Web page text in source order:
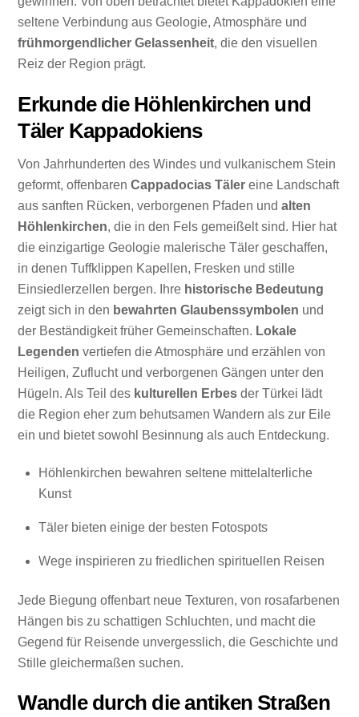
seltene Verbindung aus Geologie, Atmosphäre und
frühmorgendlicher Gelassenheit, die den visuellen
Reiz der Region prägt.
Erkunde die Höhlenkirchen und
Täler Kappadokiens
Von Jahrhunderten des Windes und vulkanischem Stein
geformt, offenbarenCappadocias Täler eine Landschaft
aus sanften Rücken, verborgenen Pfaden undalten
Höhlenkirchen, die in den Fels gemeißelt sind. Hier hat
die einzigartige Geologie malerische Täler geschaffen,
in denen Tuffklippen Kapellen, Fresken und stille
Einsiedlerzellen bergen. Ihre historische Bedeutung
zeigt sich in den bewahrten Glaubenssymbolen und
der Beständigkeit früher Gemeinschaften. Lokale
Legenden vertiefen die Atmosphäre und erzählen von
Heiligen, Zuflucht und verborgenen Gängen unter den
Hügeln. Als Teil des kulturellen Erbes der Türkei lädt
die Region eher zum behutsamen Wandern als zur Eile
ein und bietet sowohl Besinnung als auch Entdeckung.
Höhlenkirchen bewahren seltene mittelalterliche
Kunst
Täler bieten einige der besten Fotospots
Wege inspirieren zu friedlichen spirituellen Reisen
Jede Biegung offenbart neue Texturen, von rosafarbenen
Hängen bis zu schattigen Schluchten, und macht die
Gegend für Reisende unvergesslich, die Geschichte und
Stille gleichermaßen suchen.
Wandle durch die antiken Straßen